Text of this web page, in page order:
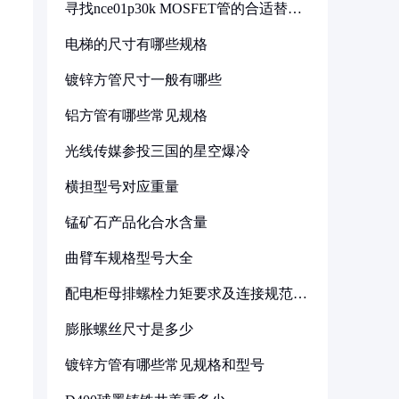
寻找nce01p30k MOSFET管的合适替代
电梯的尺寸有哪些规格
镀锌方管尺寸一般有哪些
铝方管有哪些常见规格
光线传媒参投三国的星空爆冷
横担型号对应重量
锰矿石产品化合水含量
曲臂车规格型号大全
配电柜母排螺栓力矩要求及连接规范详
膨胀螺丝尺寸是多少
镀锌方管有哪些常见规格和型号